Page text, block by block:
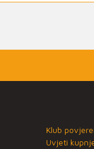
Klub
Uvjeti